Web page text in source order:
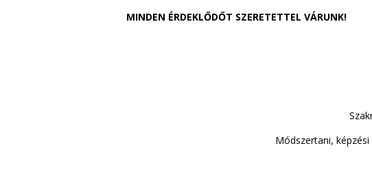
MINDEN ÉRDEKLŐDŐT SZERETETTEL VÁRUNK!
Módszertani,